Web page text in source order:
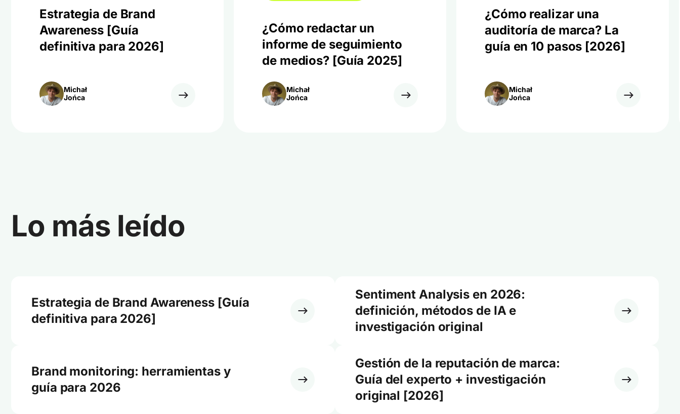
Estrategia de Brand
Awareness [Guía
definitiva para 2026]
Michał
Jońca
¿Cómo redactar un
informe de seguimiento
de medios? [Guía 2025]
Michał
Jońca
¿Cómo realizar una
auditoría de marca? La
guía en 10 pasos [2026]
Michał
Jońca
Lo más leído
Estrategia de Brand Awareness [Guía
definitiva para 2026]
Sentiment Analysis en 2026:
definición, métodos de IA e
investigación original
Brand monitoring: herramientas y
guía para 2026
Gestión de la reputación de marca:
Guía del experto + investigación
original [2026]